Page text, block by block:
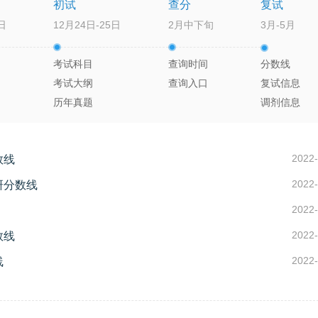
初试
12月24日-25日
考试科目
考试大纲
历年真题
查分
2月中下旬
查询时间
查询入口
复试
3月-5月
分数线
复试信息
调剂信息
线
分数线
线